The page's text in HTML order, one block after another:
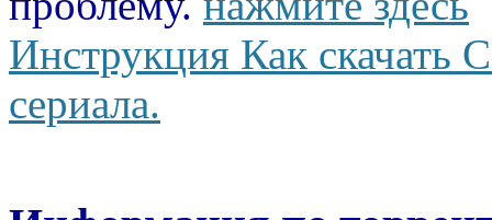
Инструкция Как скачать
сериала.